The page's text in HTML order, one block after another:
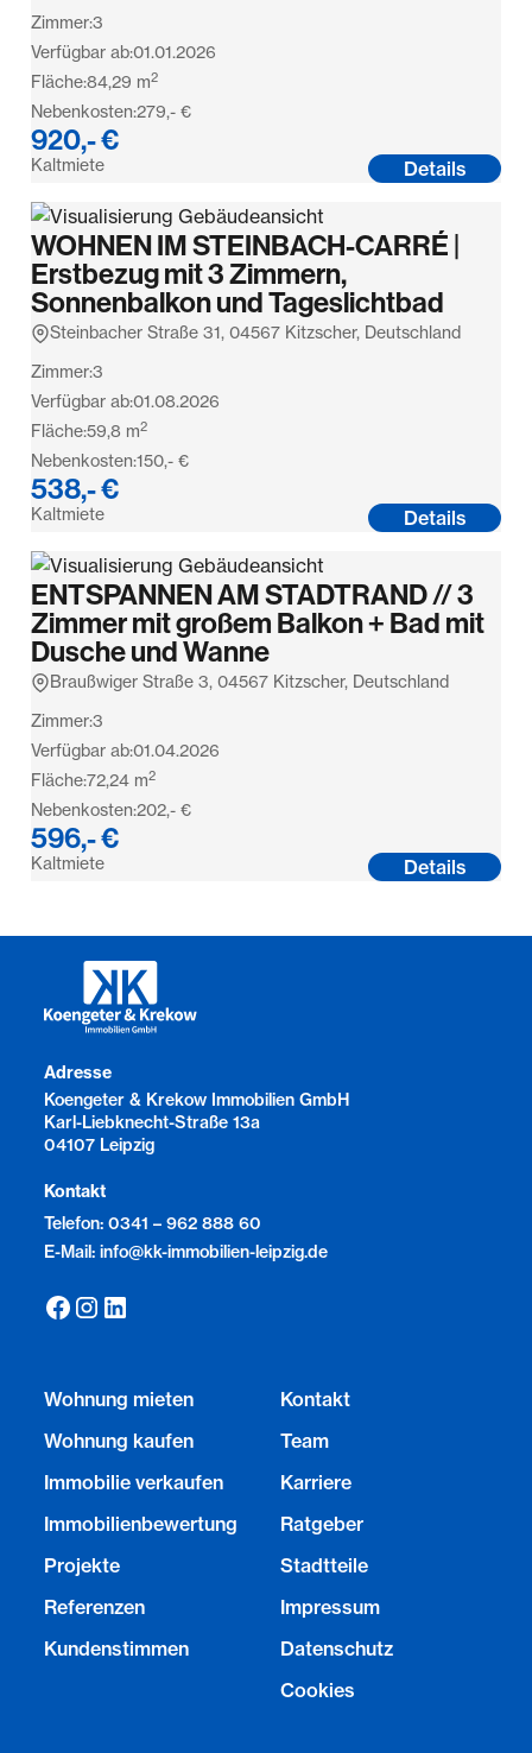
Zimmer:3
Verfügbar ab:01.01.2026
Fläche:84,29 m2
Nebenkosten:279,- €
920,- €
Kaltmiete Details
WOHNEN IM STEINBACH-CARRÉ |
Erstbezug mit 3 Zimmern,
Sonnenbalkon und Tageslichtbad
Steinbacher Straße 31, 04567 Kitzscher, Deutschland
Zimmer:3
Verfügbar ab:01.08.2026
Fläche:59,8 m2
Nebenkosten:150,- €
538,- €
Kaltmiete Details
ENTSPANNEN AM STADTRAND // 3
Zimmer mit großem Balkon + Bad mit
Dusche und Wanne
Braußwiger Straße 3, 04567 Kitzscher, Deutschland
Zimmer:3
Verfügbar ab:01.04.2026
Fläche:72,24 m2
Nebenkosten:202,- €
596,- €
Kaltmiete Details
Adresse
Koengeter & Krekow Immobilien GmbH
Karl-Liebknecht-Straße 13a
04107 Leipzig
Kontakt
Telefon: 0341 – 962 888 60
E-Mail: info@kk-immobilien-leipzig.de
Wohnung mieten
Wohnung kaufen
Immobilie verkaufen
Immobilienbewertung
Projekte
Referenzen
Kundenstimmen
Kontakt
Team
Karriere
Ratgeber
Stadtteile
Impressum
Datenschutz
Cookies